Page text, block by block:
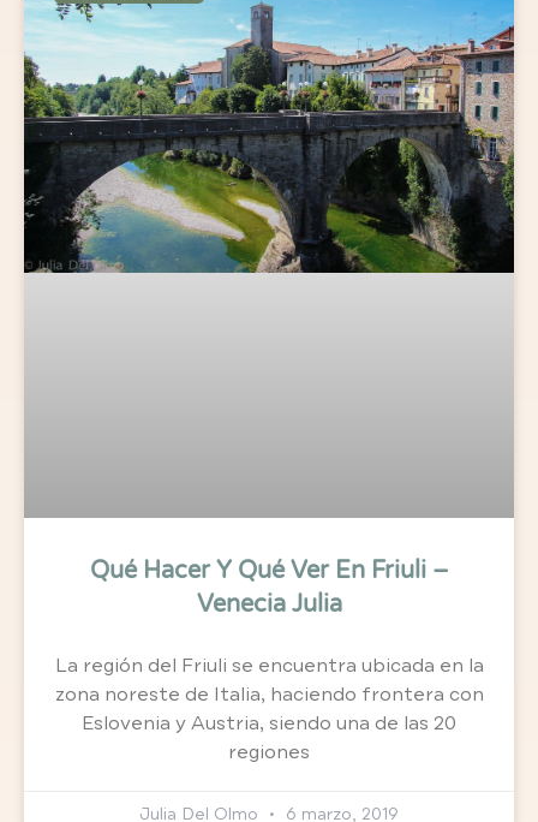
Qué Hacer Y Qué Ver En Friuli –
Venecia Julia
La región del Friuli se encuentra ubicada en la
zona noreste de Italia, haciendo frontera con
Eslovenia y Austria, siendo una de las 20
regiones
Julia Del Olmo 6 marzo, 2019